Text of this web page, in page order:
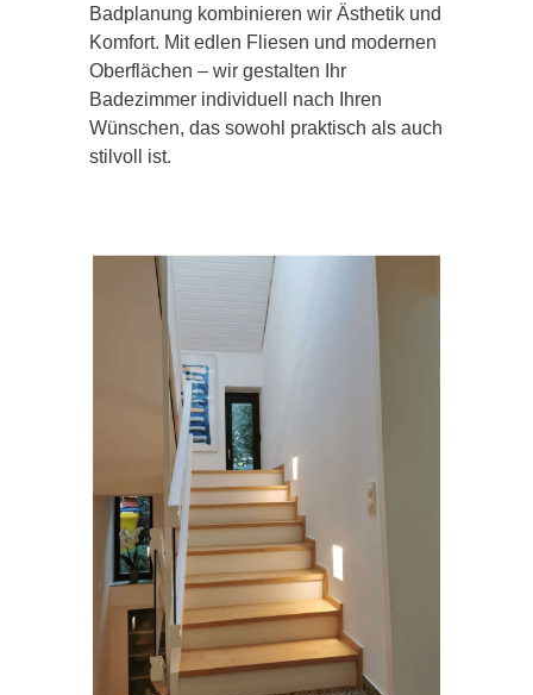
Badplanung kombinieren wir Ästhetik und
Komfort. Mit edlen Fliesen und modernen
Oberflächen – wir gestalten Ihr
Badezimmer individuell nach Ihren
Wünschen, das sowohl praktisch als auch
stilvoll ist.